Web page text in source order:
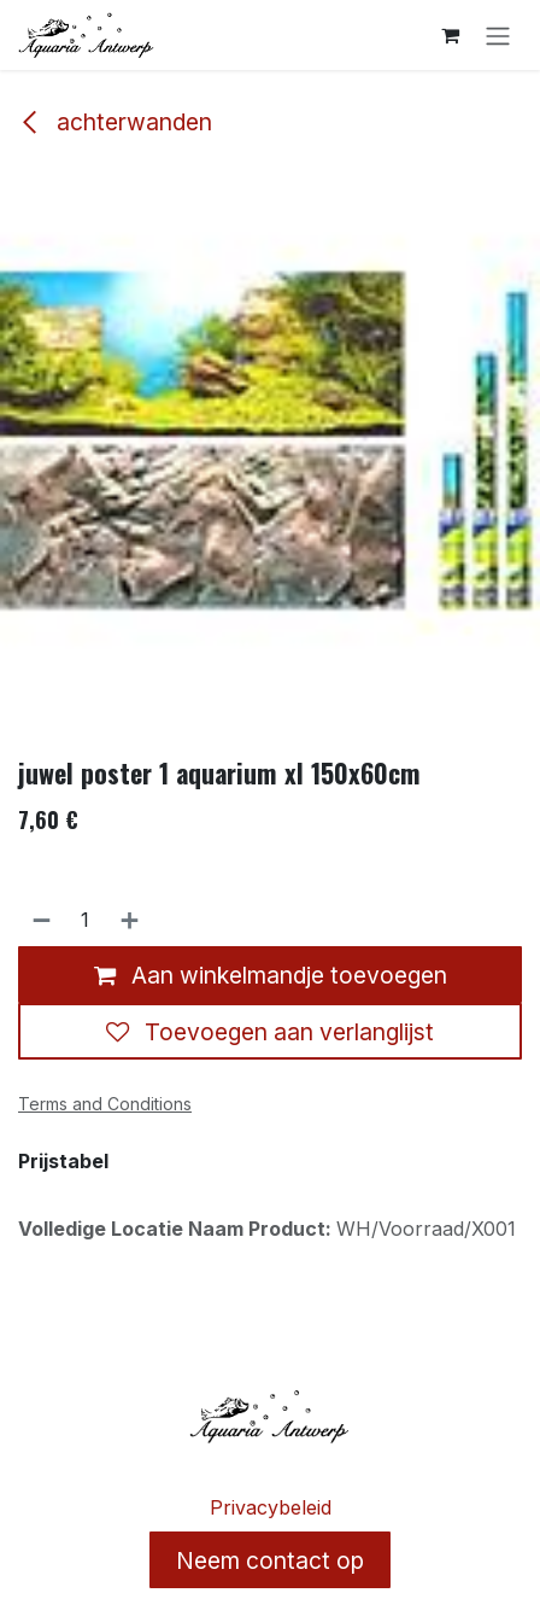
Overslaan naar inhoud
achterwanden
juwel poster 1 aquarium xl 150x60cm
7,60 €
Aan winkelmandje toevoegen
Toevoegen aan verlanglijst
Terms and Conditions
Prijstabel
Volledige Locatie Naam Product: WH/Voorraad/X001
Privacybeleid
Neem contact op